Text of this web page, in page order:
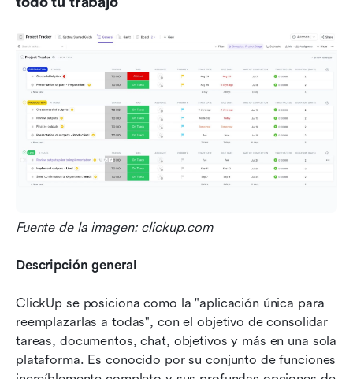
Fuente de la imagen: clickup.com
Descripción general
ClickUp se posiciona como la "aplicación única para
reemplazarlas a todas", con el objetivo de consolidar
tareas, documentos, chat, objetivos y más en una sola
plataforma. Es conocido por su conjunto de funciones